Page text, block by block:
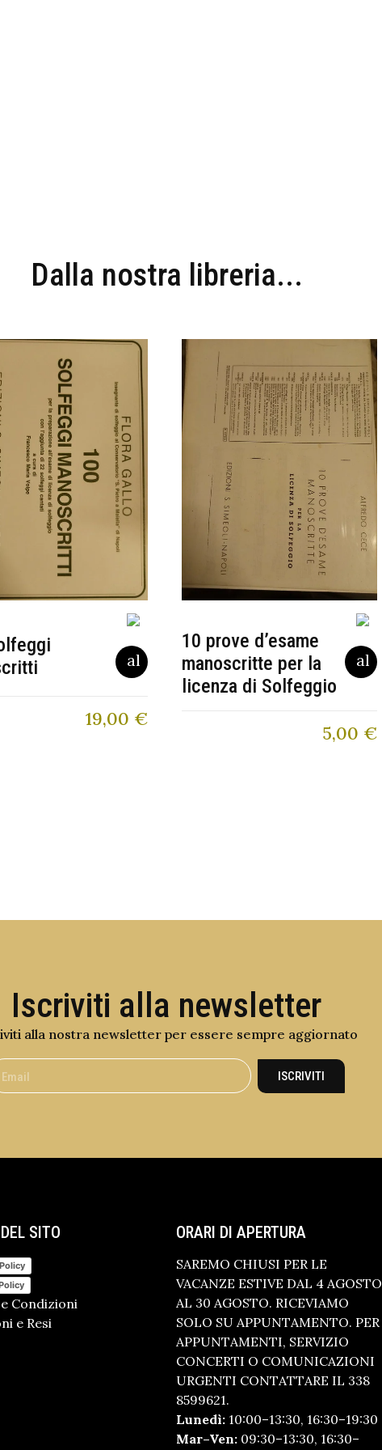
Dalla nostra libreria...
19,00 €
10 prove d’esame
manoscritte per la
licenza di Solfeggio
5,00 €
Iscriviti alla newsletter
alla nostra newsletter per essere sempre aggiornato
ISCRIVITI
SITO
Condizioni
e Resi
ORARI DI APERTURA
SAREMO CHIUSI PER LE
VACANZE ESTIVE DAL 4 AGOSTO
AL 30 AGOSTO. RICEVIAMO
SOLO SU APPUNTAMENTO. PER
APPUNTAMENTI, SERVIZIO
CONCERTI O COMUNICAZIONI
URGENTI CONTATTARE IL 338
8599621.
Lunedì: 10:00–13:30, 16:30–19:30
Mar–Ven: 09:30–13:30, 16:30–